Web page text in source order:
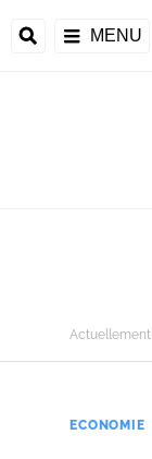
MENU
Actuellement
ECONOMIE